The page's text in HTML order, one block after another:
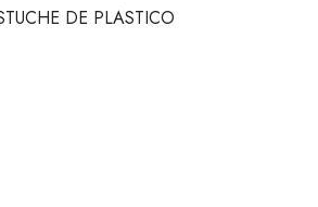
DE PLASTICO